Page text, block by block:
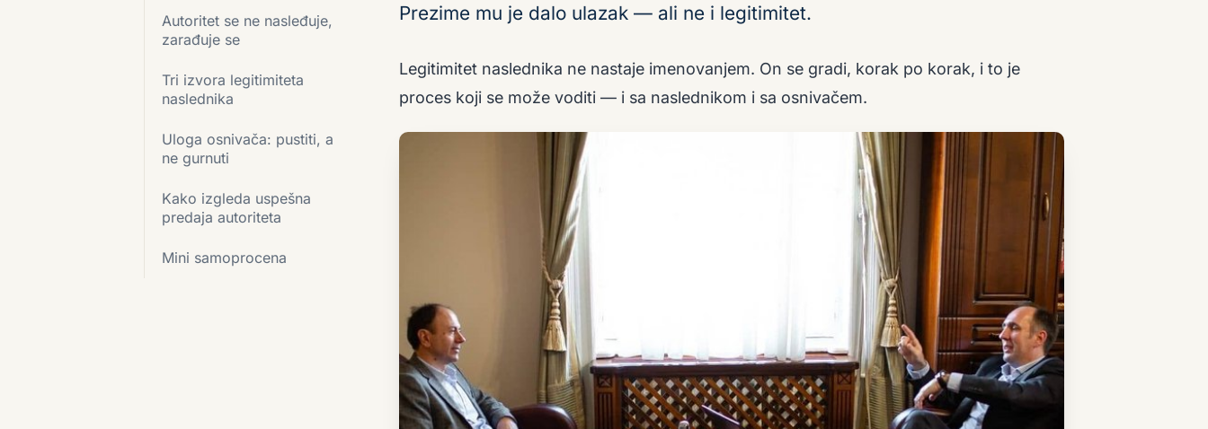
Autoritet se ne nasleđuje,
zarađuje se
Tri izvora legitimiteta
naslednika
Uloga osnivača: pustiti, a
ne gurnuti
Kako izgleda uspešna
predaja autoriteta
Mini samoprocena
Prezime mu je dalo ulazak — ali ne i legitimitet.
Legitimitet naslednika ne nastaje imenovanjem. On se gradi, korak po korak, i to je
proces koji se može voditi — i sa naslednikom i sa osnivačem.